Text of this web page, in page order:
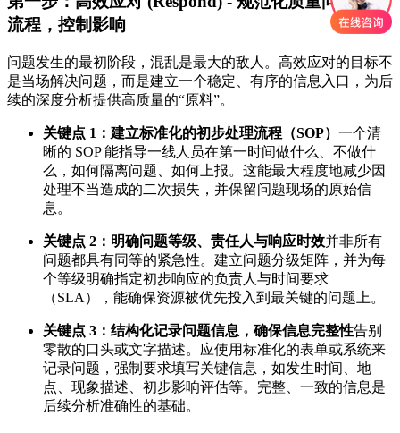
流程，控制影响
问题发生的最初阶段，混乱是最大的敌人。高效应对的目标不
是当场解决问题，而是建立一个稳定、有序的信息入口，为后
续的深度分析提供高质量的“原料”。
关键点 1：建立标准化的初步处理流程（SOP） 一个清
晰的 SOP 能指导一线人员在第一时间做什么、不做什
么，如何隔离问题、如何上报。这能最大程度地减少因
处理不当造成的二次损失，并保留问题现场的原始信
息。
关键点 2：明确问题等级、责任人与响应时效并非所有
问题都具有同等的紧急性。建立问题分级矩阵，并为每
个等级明确指定初步响应的负责人与时间要求
（SLA），能确保资源被优先投入到最关键的问题上。
关键点 3：结构化记录问题信息，确保信息完整性告别
零散的口头或文字描述。应使用标准化的表单或系统来
记录问题，强制要求填写关键信息，如发生时间、地
点、现象描述、初步影响评估等。完整、一致的信息是
后续分析准确性的基础。